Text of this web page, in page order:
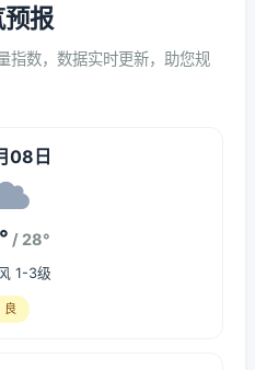
报
指数，数据实时更新，助您规
08日
/ 28°
1-3级
良